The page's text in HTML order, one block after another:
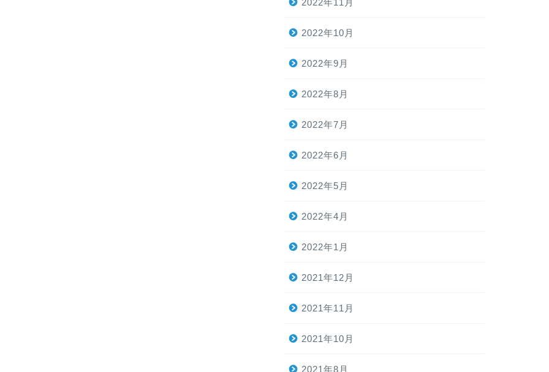
2022年11月
2022年10月
2022年9月
2022年8月
2022年7月
2022年6月
2022年5月
2022年4月
2022年1月
2021年12月
2021年11月
2021年10月
2021年8月